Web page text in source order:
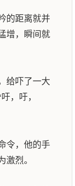
距离就并
增，瞬间就
吓了一大
，吁，
令，他的手
激烈。